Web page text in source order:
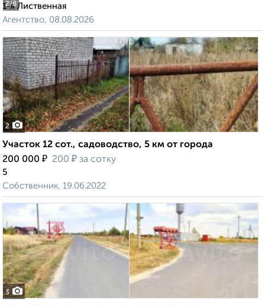
2/8
1-я Лиственная
Агентство, 08.08.2026
2
Участок 12 сот., садоводство, 5 км от города
200 000 ₽ 200 ₽ за сотку
5
Собственник, 19.06.2022
3